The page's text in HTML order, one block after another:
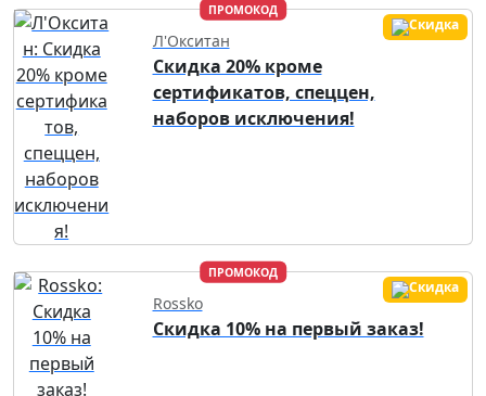
ПРОМОКОД
Л'Окситан
Скидка 20% кроме
сертификатов, спеццен,
наборов исключения!
ПРОМОКОД
Rossko
Скидка 10% на первый заказ!